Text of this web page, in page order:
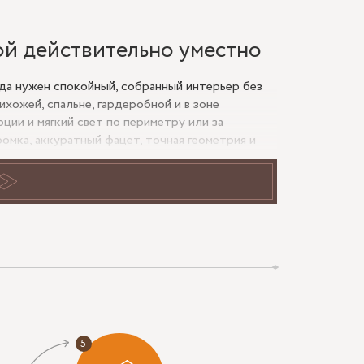
действительно уместно
нужен спокойный, собранный интерьер без
спальне, гардеробной и в зоне
и мягкий свет по периметру или за
аккуратный фацет, точная геометрия и
или деревянной мебелью.
от более
прямоугольные, арочные и овальные